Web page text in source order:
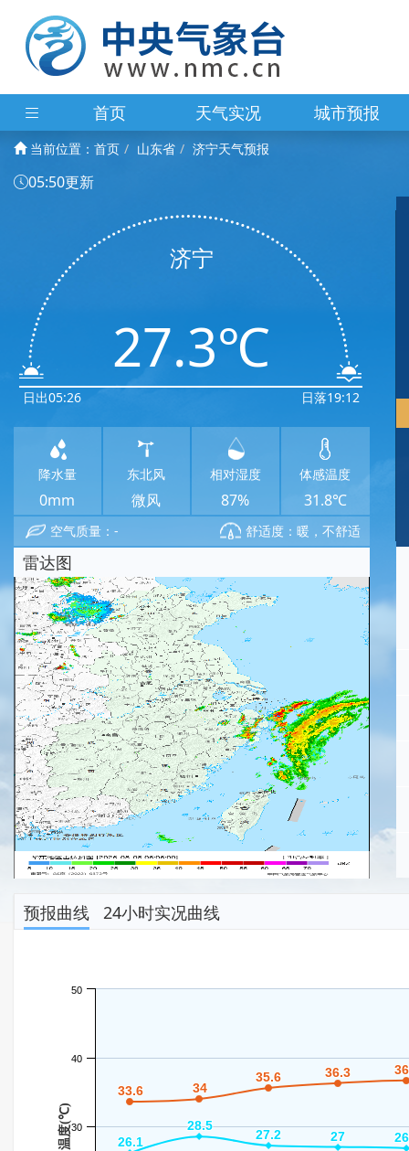
首页 天气实况 城市预报
当前位置： 首页 山东省 济宁天气预报
05:50更新
日出05:26
济宁
27.3℃
日落19:12
降水量
0mm
东北风
微风
相对湿度
87%
体感温度
31.8℃
空气质量：- 舒适度：暖，不舒适
雷达图
预报曲线 24小时实况曲线
温度(℃)
33.6
33.6 34
34
35.6
35.6 36.3
36.3
26.1
26.1
28.5
28.5
27.2
27.2 27
27
30
40
50